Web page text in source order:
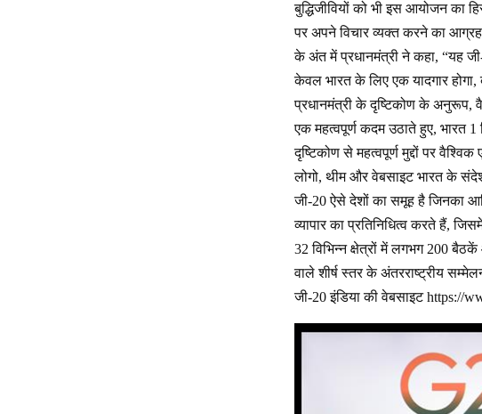
बुद्धिजीवियों को भी इस आयोजन
पर अपने विचार व्यक्त करने का
के अंत में प्रधानमंत्री ने कहा, “यह
केवल भारत के लिए एक यादगार
प्रधानमंत्री के दृष्टिकोण के अनुरूप,
एक महत्वपूर्ण कदम उठाते हुए, भारत 1
दृष्टिकोण से महत्वपूर्ण मुद्दों पर
लोगो, थीम और वेबसाइट भारत के
जी-20 ऐसे देशों का समूह है जिनका
व्यापार का प्रतिनिधित्व करते हैं,
32 विभिन्न क्षेत्रों में लगभग 200
वाले शीर्ष स्तर के अंतरराष्ट्रीय
जी-20 इंडिया की वेबसाइटhttps://